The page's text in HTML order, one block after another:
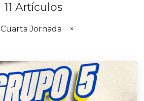
11 Artículos
Cuarta Jornada ×